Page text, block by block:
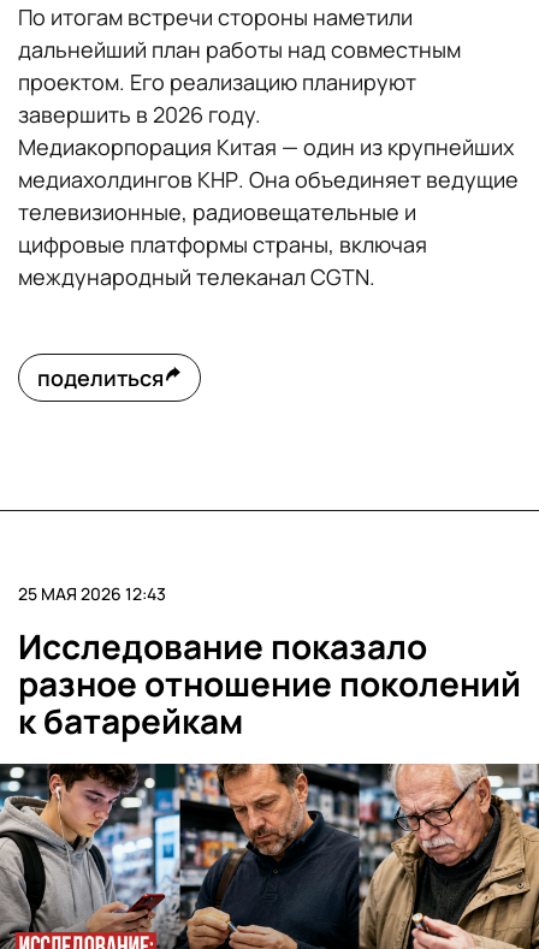
По итогам встречи стороны наметили
дальнейший план работы над совместным
проектом. Его реализацию планируют
завершить в 2026 году.
Медиакорпорация Китая — один из крупнейших
медиахолдингов КНР. Она объединяет ведущие
телевизионные, радиовещательные и
цифровые платформы страны, включая
международный телеканал CGTN.
поделиться
25 МАЯ 2026 12:43
Исследование показало
разное отношение поколений
к батарейкам